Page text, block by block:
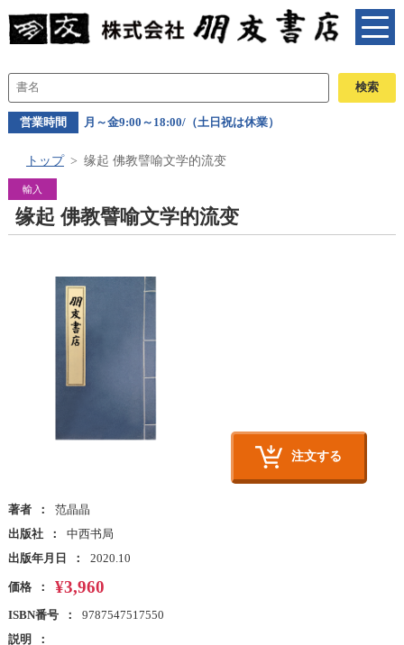
営業時間 月～金9:00～18:00/（土日祝は休業）
トップ 缘起 佛教譬喻文学的流变
輸入
缘起 佛教譬喻文学的流变
注文する
著者
范晶晶
出版社
中西书局
出版年月日
2020.10
価格 ¥3,960
ISBN番号
9787547517550
説明